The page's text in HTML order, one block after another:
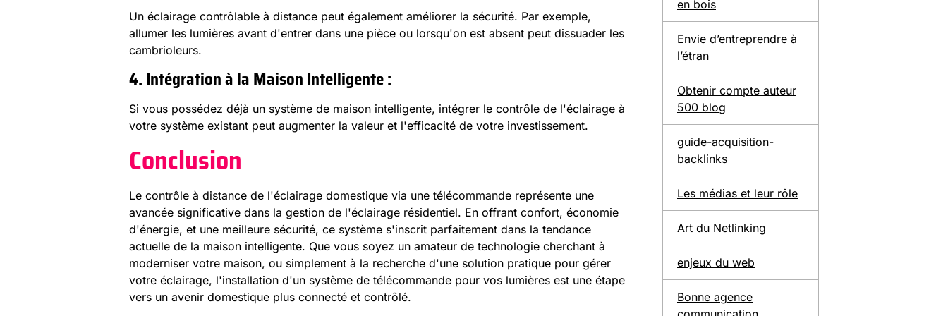
Un éclairage contrôlable à distance peut également améliorer la sécurité. Par exemple,
allumer les lumières avant d'entrer dans une pièce ou lorsqu'on est absent peut dissuader les
cambrioleurs.
4. Intégration à la Maison Intelligente :
Si vous possédez déjà un système de maison intelligente, intégrer le contrôle de l'éclairage à
votre système existant peut augmenter la valeur et l'efficacité de votre investissement.
Conclusion
Le contrôle à distance de l'éclairage domestique via une télécommande représente une
avancée significative dans la gestion de l'éclairage résidentiel. En offrant confort, économie
d'énergie, et une meilleure sécurité, ce système s'inscrit parfaitement dans la tendance
actuelle de la maison intelligente. Que vous soyez un amateur de technologie cherchant à
moderniser votre maison, ou simplement à la recherche d'une solution pratique pour gérer
votre éclairage, l'installation d'un système de télécommande pour vos lumières est une étape
vers un avenir domestique plus connecté et contrôlé.
en bois
Envie d’entreprendre à
l’étran
Obtenir compte auteur
500 blog
guide-acquisition-
backlinks
Les médias et leur rôle
Art du Netlinking
enjeux du web
Bonne agence